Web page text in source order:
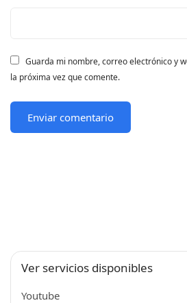
Guarda mi nombre, correo electrónico y
la próxima vez que comente.
Ver servicios disponibles
Youtube